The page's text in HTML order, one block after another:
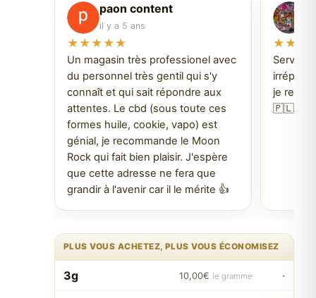
paon content
il y a 5 ans
★★★★★
Un magasin très professionel avec
du personnel très gentil qui s'y
connaît et qui sait répondre aux
attentes. Le cbd (sous toute ces
formes huile, cookie, vapo) est
génial, je recommande le Moon
Rock qui fait bien plaisir. J'espère
que cette adresse ne fera que
grandir à l'avenir car il le mérite 👍
Service
je
🇵🇱
PLUS VOUS ACHETEZ, PLUS VOUS ÉCONOMISEZ
3g 10,00€ le gramme ·